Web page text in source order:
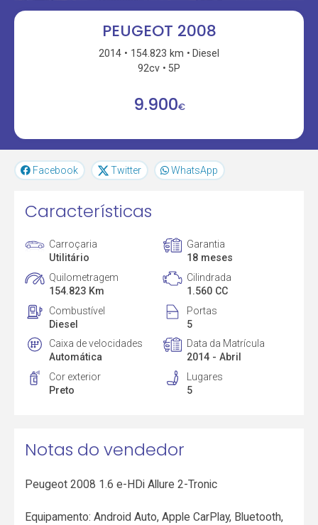
PEUGEOT 2008
2014 154.823 km
Diesel
92cv
5P
9.900€
Facebook Twitter WhatsApp
Características
Carroçaria
Utilitário
Garantia
18 meses
Quilometragem
154.823 Km
Cilindrada
1.560 CC
Combustível
Diesel
Portas
5
Caixa de velocidades
Automática
Data da Matrícula
2014 - Abril
Cor exterior
Preto
Lugares
5
Notas do vendedor
Peugeot 2008 1.6 e-HDi Allure 2-Tronic
Equipamento: Android Auto, Apple CarPlay, Bluetooth,